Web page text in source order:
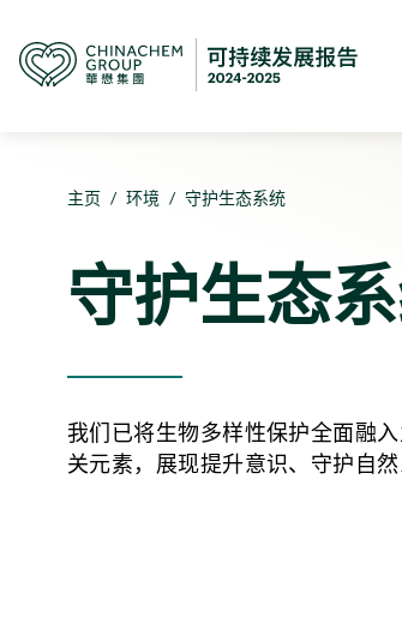
主页 / 环境 / 守护生态系统
守护生态
我们已将生物多样性保护全面融
关元素，展现提升意识、守护自然